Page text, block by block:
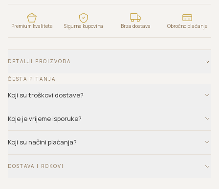
Premium kvaliteta Sigurna kupovina Brza dostava Obročno plaćanje
DETALJI PROIZVODA
ČESTA PITANJA
Koji su troškovi dostave?
Koje je vrijeme isporuke?
Koji su načini plaćanja?
DOSTAVA I ROKOVI